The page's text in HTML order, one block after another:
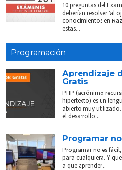
10 preguntas del
deberían resolver ‘al
conocimientos en
estas...
Programación
Aprendizaje
Gratis
PHP (acrónimo
hipertexto) es un
abierto muy utilizado.
el desarrollo...
Programar
Programar no es
para cualquiera. Y
a que aprender...